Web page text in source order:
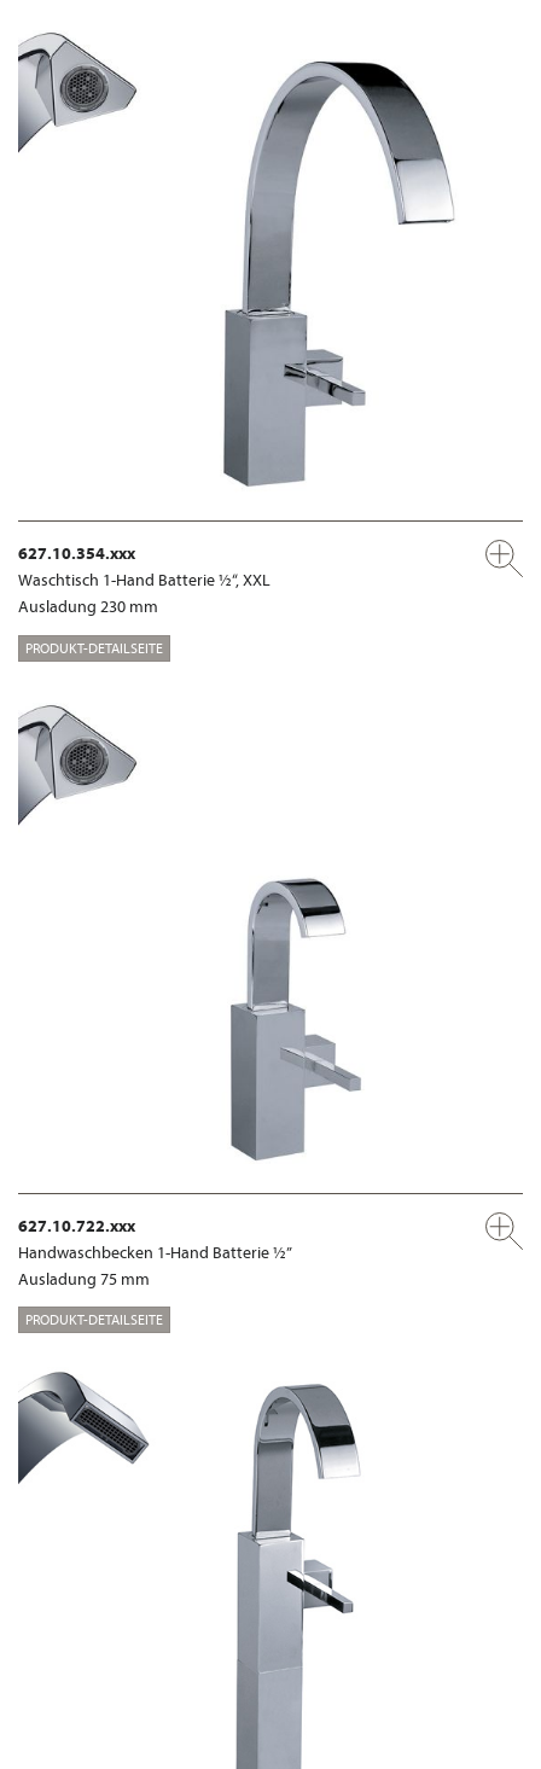
627.10.354.xxx
Waschtisch 1-Hand Batterie ½“, XXL
Ausladung 230 mm
PRODUKT-DETAILSEITE
627.10.722.xxx
Handwaschbecken 1-Hand Batterie ½”
Ausladung 75 mm
PRODUKT-DETAILSEITE